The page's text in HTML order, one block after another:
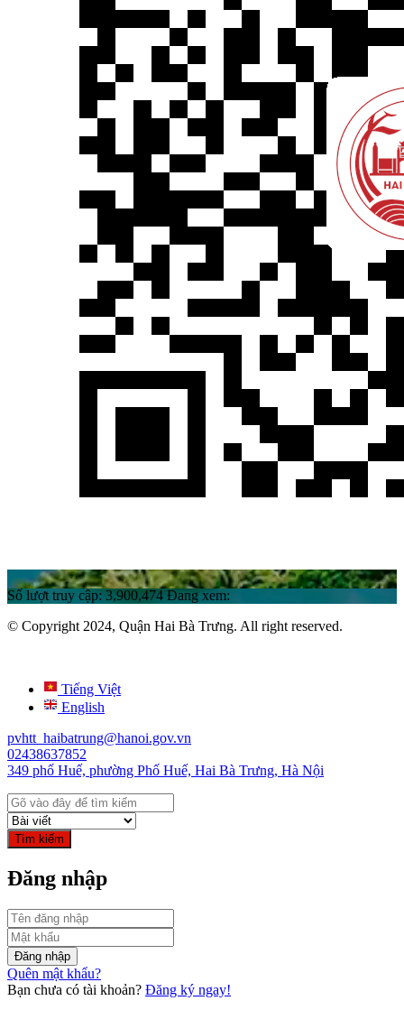
Số lượt truy cập:3,900,474Đang xem:
© Copyright 2024, Quận Hai Bà Trưng. All right reserved.
Tiếng Việt
English
pvhtt_haibatrung@hanoi.gov.vn
02438637852
349 phố Huế, phường Phố Huế, Hai Bà Trưng, Hà Nội
Tìm kiếm
Đăng nhập
Đăng nhập
Quên mật khẩu?
Bạn chưa có tài khoản? Đăng ký ngay!